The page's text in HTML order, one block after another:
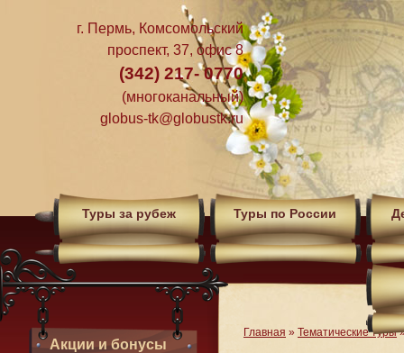
г. Пермь, Комсомольский
проспект, 37, офис 8
(342) 217- 0770
(многоканальный)
globus-tk@globustk.ru
Туры за рубеж Туры по России
Акции и бонусы
Главная » Тематические туры